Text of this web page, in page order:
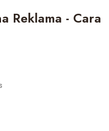
Reklama - Cara